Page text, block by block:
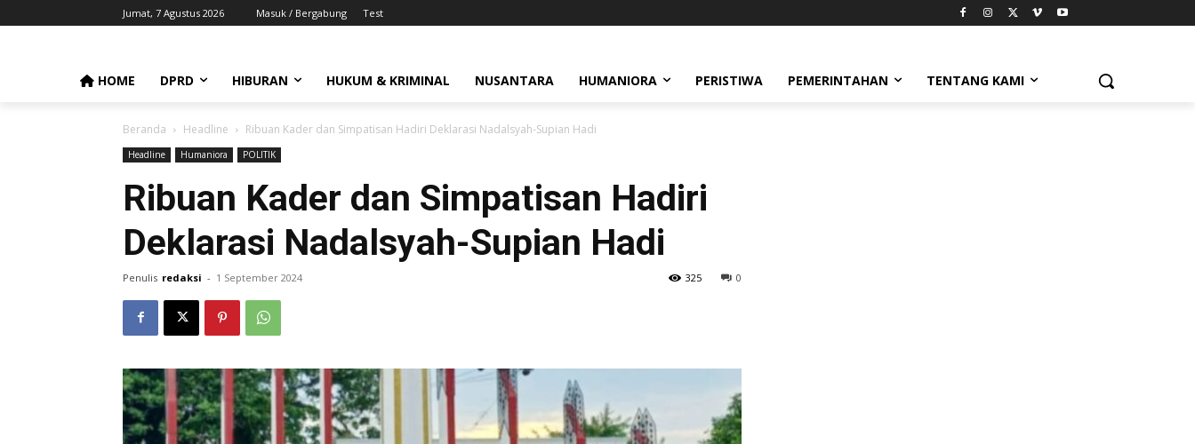
Jumat, 7 Agustus 2026 Masuk / Bergabung Test
HOME DPRD HIBURAN HUKUM & KRIMINAL NUSANTARA HUMANIORA PERISTIWA PEMERINTAHAN TENTANG KAMI
Beranda Headline Ribuan Kader dan Simpatisan Hadiri Deklarasi Nadalsyah-Supian Hadi
Headline Humaniora POLITIK
Ribuan Kader dan Simpatisan Hadiri
Deklarasi Nadalsyah-Supian Hadi
Penulis redaksi - 1 September 2024 0
325